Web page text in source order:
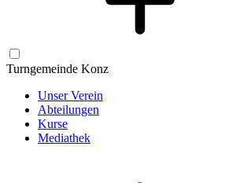
Turngemeinde Konz
Unser Verein
Abteilungen
Kurse
Mediathek